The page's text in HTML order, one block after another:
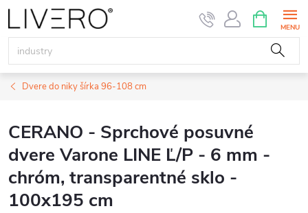
Prejsť
na
obsah
KOŠÍK
Dvere do niky šírka 96-108 cm
CERANO - Sprchové posuvné
dvere Varone LINE Ľ/P - 6 mm -
chróm, transparentné sklo -
100x195 cm